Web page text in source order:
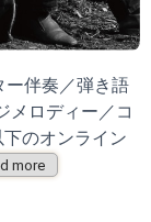
伴奏／弾き語
メロディー／コ
のオンライン
more